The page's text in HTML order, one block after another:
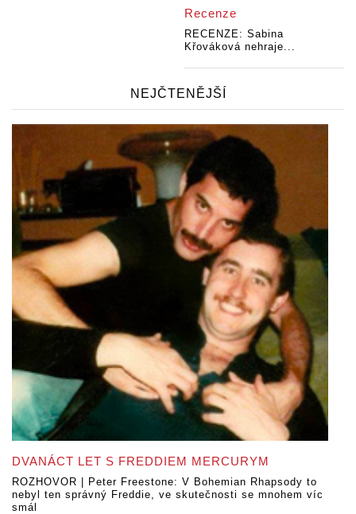
Recenze
RECENZE: Sabina
Křováková nehraje...
NEJČTENĚJŠÍ
DVANÁCT LET S FREDDIEM MERCURYM
ROZHOVOR | Peter Freestone: V Bohemian Rhapsody to
nebyl ten správný Freddie, ve skutečnosti se mnohem víc
smál